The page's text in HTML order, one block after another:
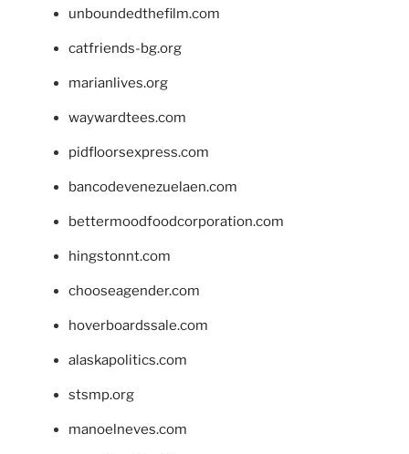
unboundedthefilm.com
catfriends-bg.org
marianlives.org
waywardtees.com
pidfloorsexpress.com
bancodevenezuelaen.com
bettermoodfoodcorporation.com
hingstonnt.com
chooseagender.com
hoverboardssale.com
alaskapolitics.com
stsmp.org
manoelneves.com